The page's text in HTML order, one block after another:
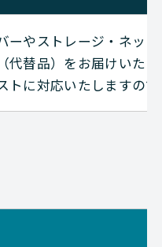
（ネットワー
ーやストレージ・ネッ
代替品）をお届けいた
トに対応いたしますの